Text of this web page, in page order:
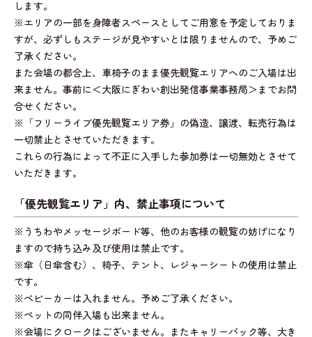
します。
※エリアの一部を身障者スペースとしてご用意を予定しておりま
すが、必ずしもステージが見やすいとは限りませんので、予めご
了承ください。
また会場の都合上、車椅子のまま優先観覧エリアへのご入場は出
来ません。事前に＜大阪にぎわい創出発信事業事務局＞までお問
合せください。
※「フリーライブ優先観覧エリア券」の偽造、譲渡、転売行為は
一切禁止とさせていただきます。
これらの行為によって不正に入手した参加券は一切無効とさせて
いただきます。
「優先観覧エリア」内、禁止事項について
※うちわやメッセージボード等、他のお客様の観覧の妨げになり
ますので持ち込み及び使用は禁止です。
※傘（日傘含む）、椅子、テント、レジャーシートの使用は禁止
です。
※ベビーカーは入れません。予めご了承ください。
※ペットの同伴入場も出来ません。
※会場にクロークはございません。またキャリーバック等、大き